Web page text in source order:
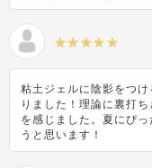
粘土ジェルに陰影をつ
りました！理論に裏打
を感じました。夏にぴ
うと思います！